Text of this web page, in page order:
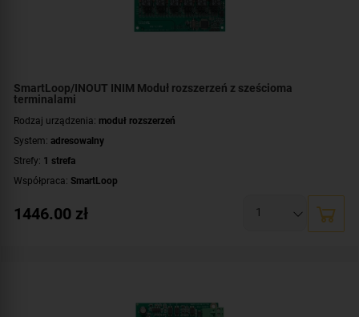
SmartLoop/INOUT INIM Moduł rozszerzeń z sześcioma
terminalami
Rodzaj urządzenia: moduł rozszerzeń
System: adresowalny
Strefy: 1 strefa
Współpraca: SmartLoop
1446.00 zł